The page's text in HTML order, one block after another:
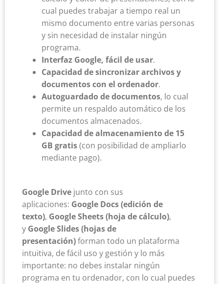
cual puedes trabajar a tiempo real un
mismo documento entre varias personas
y sin necesidad de instalar ningún
programa.
Interfaz Google, fácil de usar.
Capacidad de sincronizar archivos y
documentos con el ordenador.
Autoguardado de documentos, lo cual
permite un respaldo automático de los
documentos almacenados.
Capacidad de almacenamiento de 15
GB gratis(con posibilidad de ampliarlo
mediante pago).
Google Drive junto con sus
aplicaciones: Google Docs (edición de
texto), Google Sheets (hoja de cálculo),
y Google Slides (hojas de
presentación)forman todo un plataforma
intuitiva, de fácil uso y gestión y lo más
importante: no debes instalar ningún
programa en tu ordenador, con lo cual puedes